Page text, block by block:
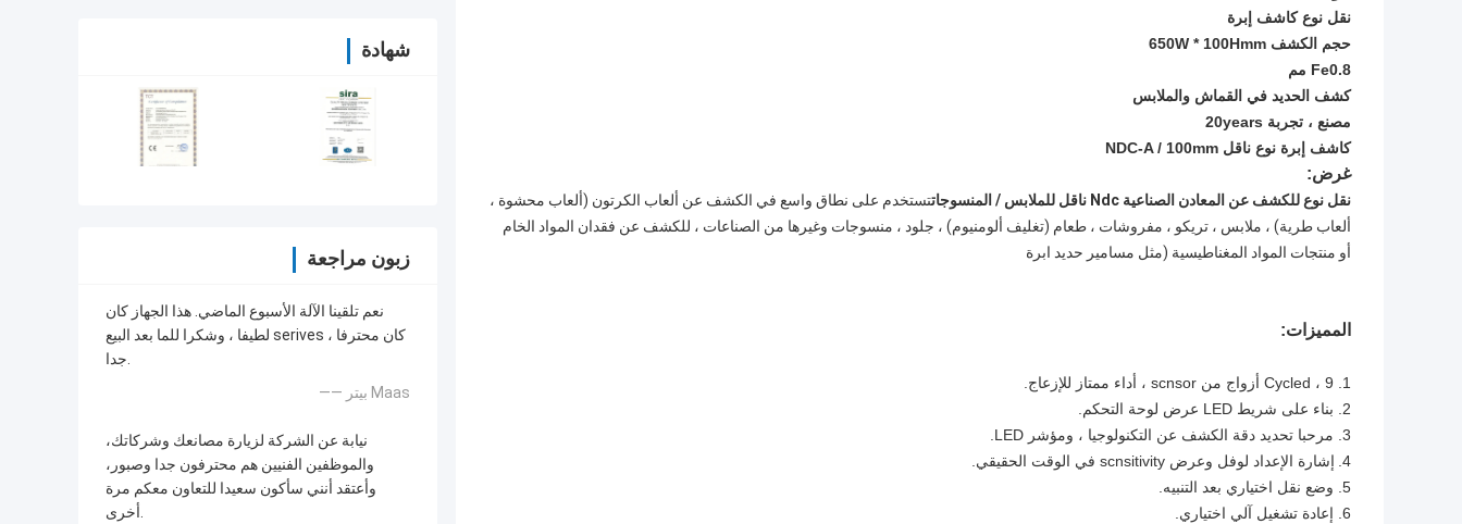
شهادة
زبون مراجعة
نعم تلقينا الآلة الأسبوع الماضي. هذا الجهاز كان
لطيفا ، وشكرا للما بعد البيع serives ، كان محترفا
جدا.
—— بيتر Maas
نيابة عن الشركة لزيارة مصانعك وشركاتك،
والموظفين الفنيين هم محترفون جدا وصبور،
وأعتقد أنني سأكون سعيدا للتعاون معكم مرة
أخرى.
نقل نوع كاشف إبرة
حجم الكشف 650W * 100Hmm
Fe0.8 مم
كشف الحديد في القماش والملابس
مصنع ، تجربة 20years
كاشف إبرة نوع ناقل NDC-A / 100mm
غرض:
نقل نوع للكشف عن المعادن الصناعية Ndc ناقل للملابس / المنسوجات
تستخدم على نطاق واسع في الكشف عن ألعاب الكرتون (ألعاب محشوة ،
ألعاب طرية) ، ملابس ، تريكو ، مفروشات ، طعام (تغليف ألومنيوم) ، جلود ، منسوجات وغيرها من الصناعات ، للكشف عن فقدان المواد الخام
أو منتجات المواد المغناطيسية (مثل مسامير حديد ابرة
المميزات:
1. Cycled ، 9 أزواج من scnsor ، أداء ممتاز للإزعاج.
2. بناء على شريط LED عرض لوحة التحكم.
3. مرحبا تحديد دقة الكشف عن التكنولوجيا ، ومؤشر LED.
4. إشارة الإعداد لوفل وعرض scnsitivity في الوقت الحقيقي.
5. وضع نقل اختياري بعد التنبيه.
6. إعادة تشغيل آلي اختياري.